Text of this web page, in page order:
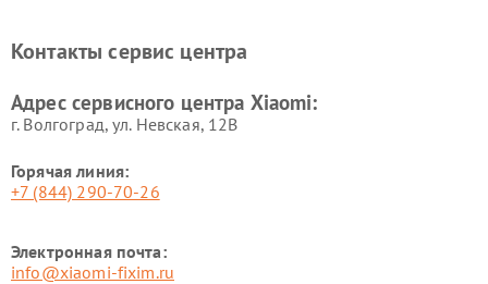
Ремонт стиральных машин
Ремонт смарт-часов Xiaomi
Контакты сервис центра
Адрес сервисного центра Xiaomi:
г. Волгоград, ул. Невская, 12В
Горячая линия:
+7 (844) 290-70-26
Электронная почта:
info@xiaomi-fixim.ru